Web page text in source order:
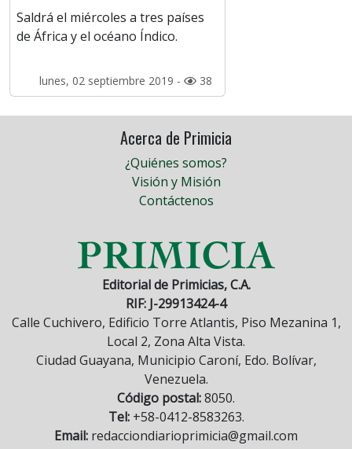
Saldrá el miércoles a tres países
de África y el océano Índico.
lunes, 02 septiembre 2019 - 38
Acerca de Primicia
¿Quiénes somos?
Visión y Misión
Contáctenos
Editorial de Primicias, C.A.
RIF: J-29913424-4
Calle Cuchivero, Edificio Torre Atlantis, Piso Mezanina 1,
Local 2, Zona Alta Vista.
Ciudad Guayana, Municipio Caroní, Edo. Bolívar,
Venezuela.
Código postal:8050.
Tel:+58-0412-8583263.
Email: redacciondiarioprimicia@gmail.com